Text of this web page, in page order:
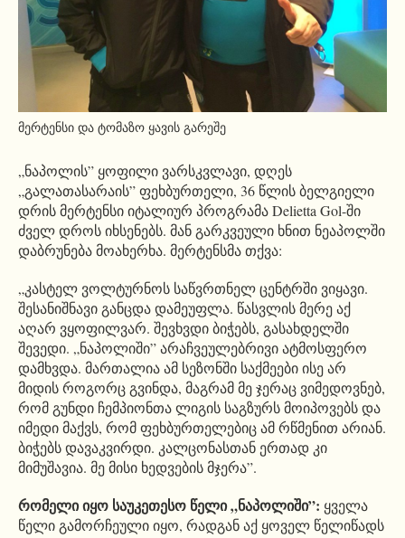
მერტენსი და ტომაზო ყავის გარეშე
„ნაპოლის” ყოფილი ვარსკვლავი, დღეს
„გალათასარაის” ფეხბურთელი, 36 წლის ბელგიელი
დრის მერტენსი იტალიურ პროგრამა Delietta Gol-ში
ძველ დროს იხსენებს. მან გარკვეული ხნით ნეაპოლში
დაბრუნება მოახერხა. მერტენსმა თქვა:
„კასტელ ვოლტურნოს საწვრთნელ ცენტრში ვიყავი.
შესანიშნავი განცდა დამეუფლა. წასვლის მერე აქ
აღარ ვყოფილვარ. შევხვდი ბიჭებს, გასახდელში
შევედი. „ნაპოლიში” არაჩვეულებრივი ატმოსფერო
დამხვდა. მართალია ამ სეზონში საქმეები ისე არ
მიდის როგორც გვინდა, მაგრამ მე ჯერაც ვიმედოვნებ,
რომ გუნდი ჩემპიონთა ლიგის საგზურს მოიპოვებს და
იმედი მაქვს, რომ ფეხბურთელებიც ამ რწმენით არიან.
ბიჭებს დავაკვირდი. კალცონასთან ერთად კი
მიმუშავია. მე მისი ხედვების მჯერა”.
რომელი იყო საუკეთესო წელი „ნაპოლიში”: ყველა
წელი გამორჩეული იყო, რადგან აქ ყოველ წელიწადს